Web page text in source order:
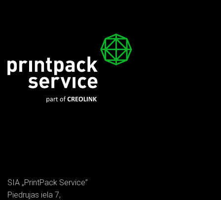
SIA „PrintPack Service”
Piedrujas iela 7,